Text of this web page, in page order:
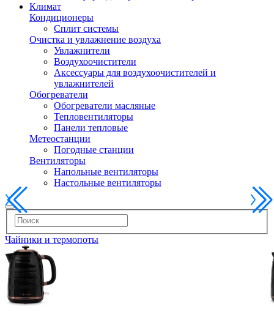
Климат
Кондиционеры
Сплит системы
Очистка и увлажнение воздуха
Увлажнители
Воздухоочистители
Аксессуары для воздухоочистителей и
увлажнителей
Обогреватели
Обогреватели масляные
Тепловентиляторы
Панели тепловые
Метеостанции
Погодные станции
Вентиляторы
Напольные вентиляторы
Настольные вентиляторы
Чайники и термопоты